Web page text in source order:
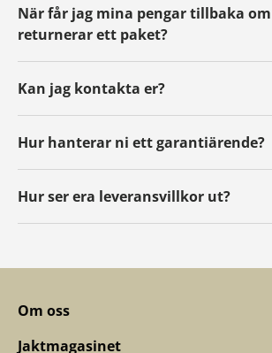
När får jag mina pengar tillbaka
returnerar ett paket?
Kan jag kontakta er?
Hur hanterar ni ett garantiärende?
Hur ser era leveransvillkor ut?
Om oss
Jaktmagasinet